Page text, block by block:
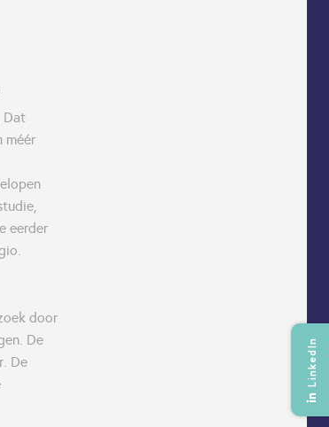
LinkedIn
Dat
méér
eerder
door
De
De